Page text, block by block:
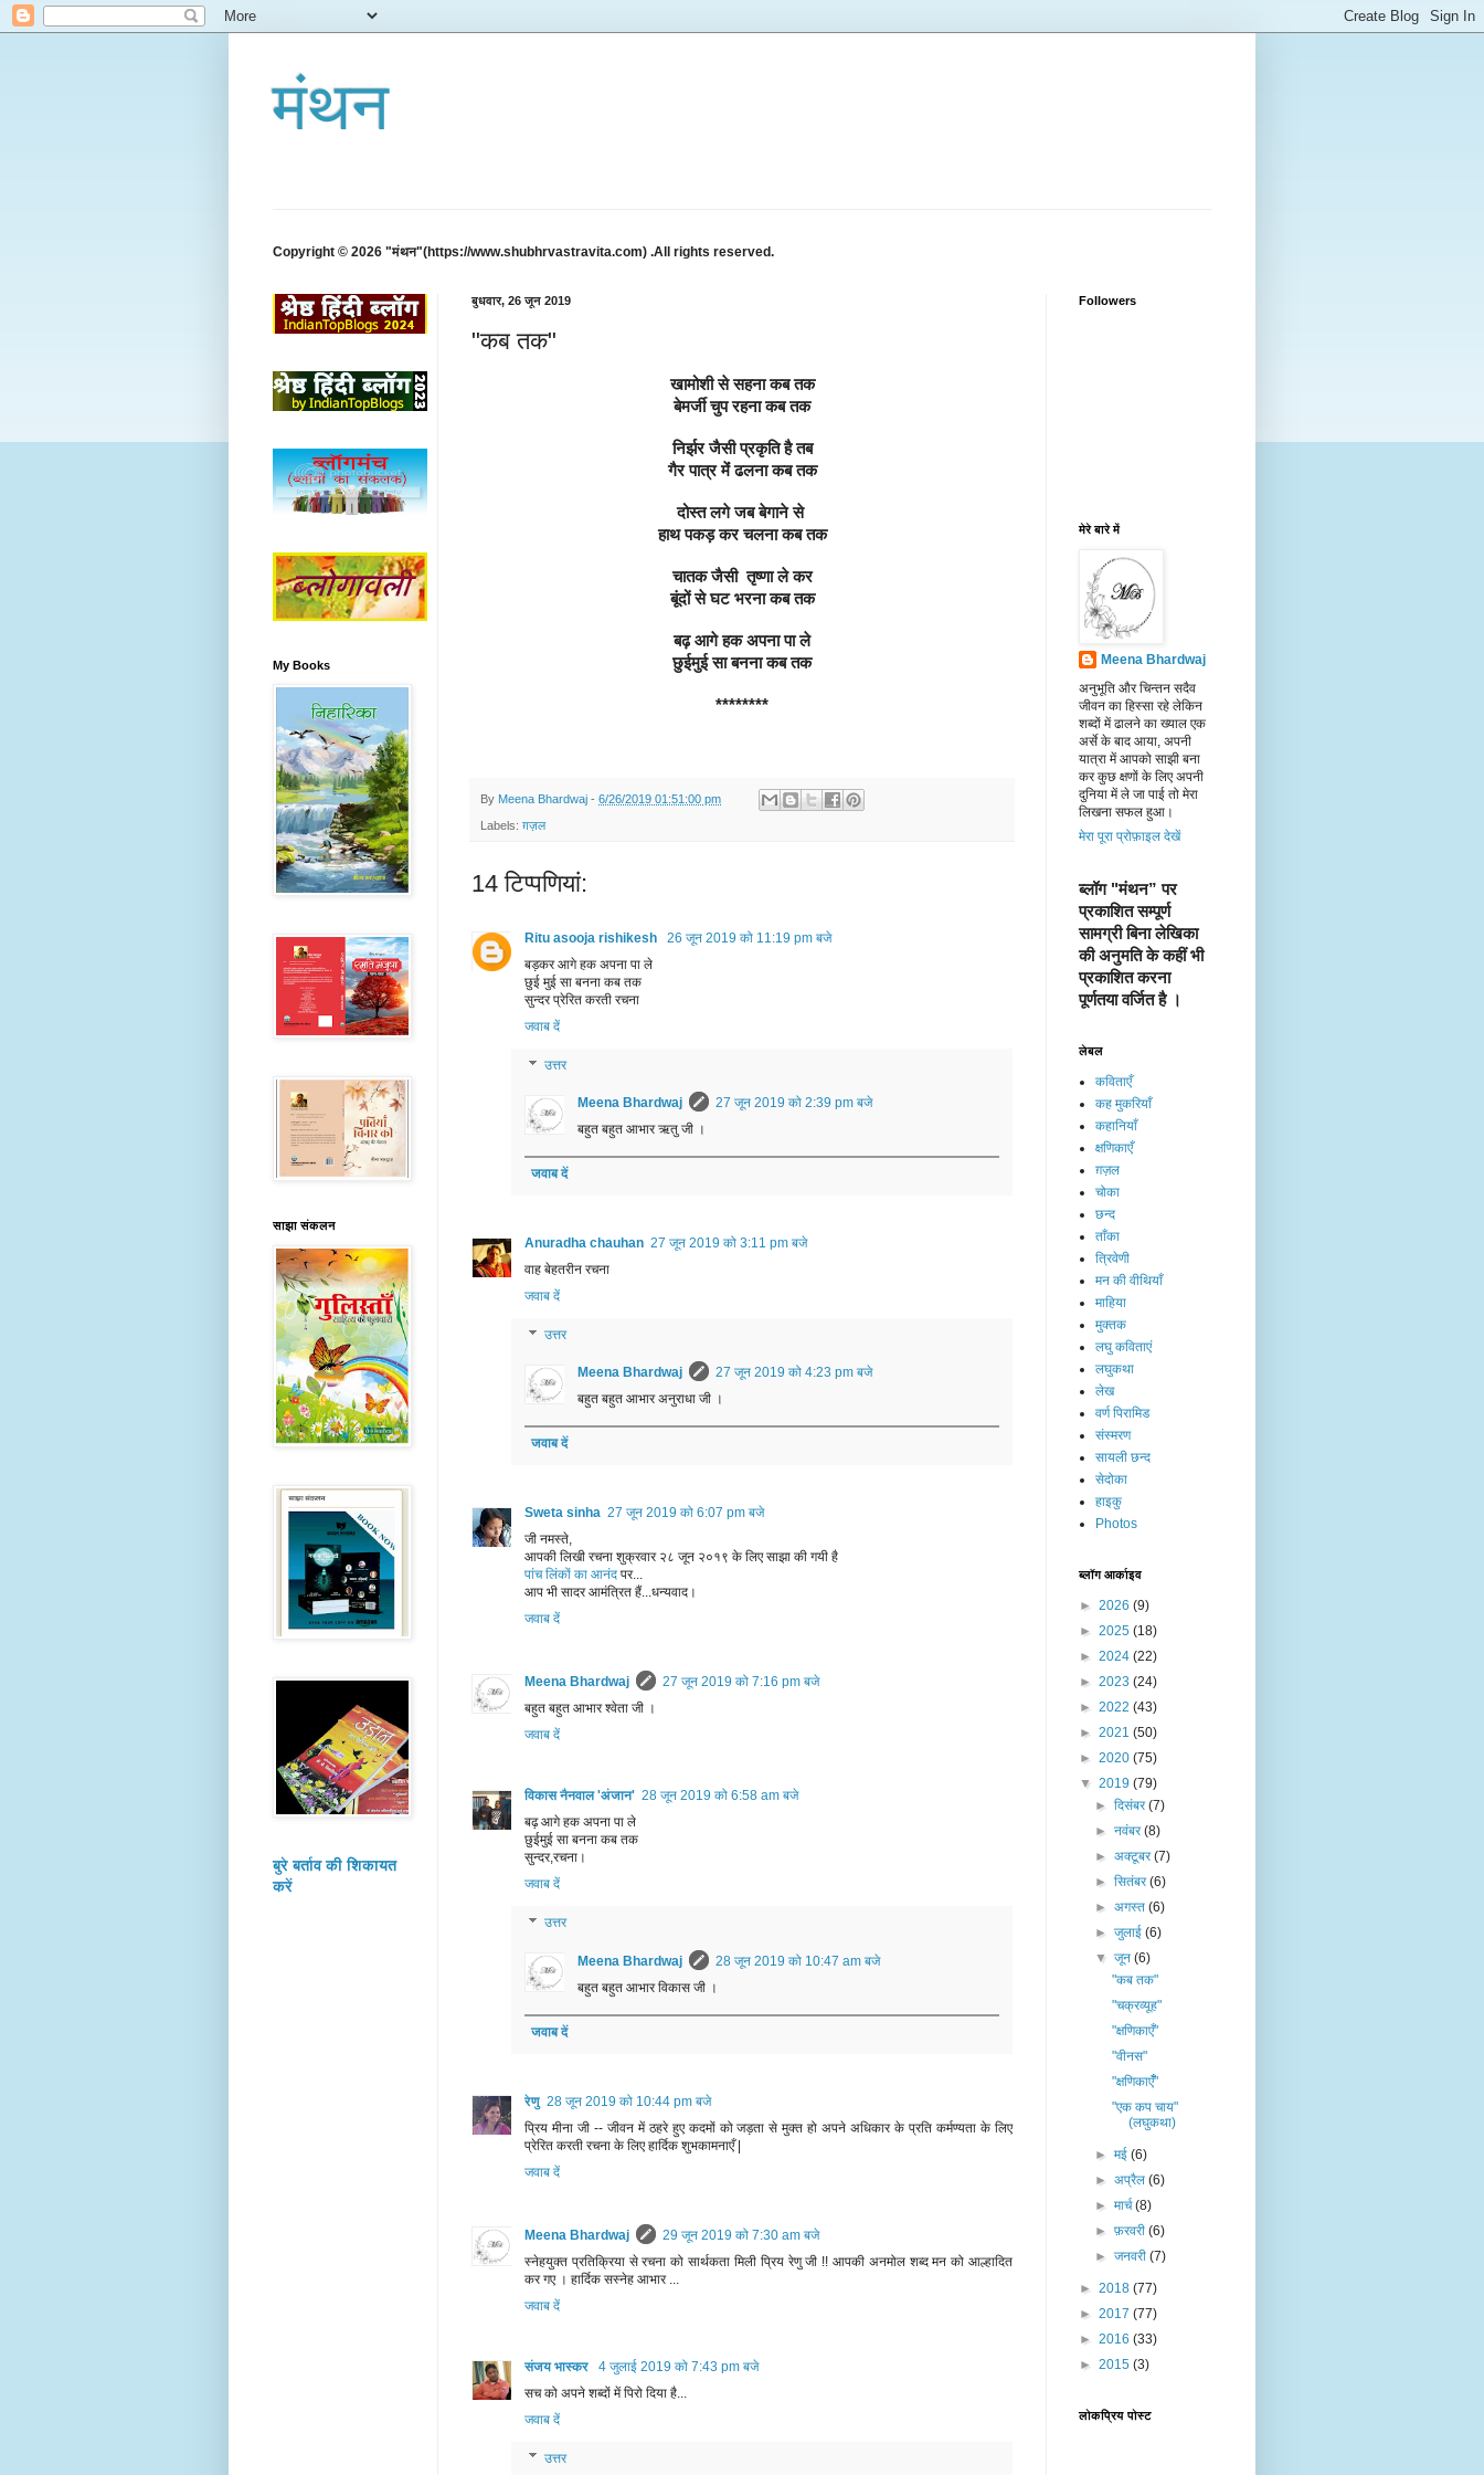
मंथन
Copyright © 2026 "मंथन"(https://www.shubhrvastravita.com) .All rights reserved.
बुधवार, 26 जून 2019
"कब तक"
खामोशी से सहना कब तक
बेमर्जी चुप रहना कब तक
निर्झर जैसी प्रकृति है तब
गैर पात्र मेंं ढलना कब तक
दोस्त लगे जब बेगाने से
हाथ पकड़ कर चलना कब तक
चातक जैसी  तृष्णा ले कर
बूंदों से घट भरना कब तक
बढ़ आगे हक अपना पा ले
छुईमुई सा बनना कब तक
********
By Meena Bhardwaj - 6/26/2019 01:51:00 pm
Labels: ग़ज़ल
14 टिप्‍पणियां:
Ritu asooja rishikesh
26 जून 2019 को 11:19 pm बजे
बड़कर आगे हक अपना पा ले
छुई मुई सा बनना कब तक
सुन्दर प्रेरित करती रचना
जवाब दें
उत्तर
Meena Bhardwaj
27 जून 2019 को 2:39 pm बजे
बहुत बहुत आभार ऋतु जी ।
जवाब दें
Anuradha chauhan 27 जून 2019 को 3:11 pm बजे
वाह बेहतरीन रचना
जवाब दें
उत्तर
Meena Bhardwaj
27 जून 2019 को 4:23 pm बजे
बहुत बहुत आभार अनुराधा जी ।
जवाब दें
Sweta sinha 27 जून 2019 को 6:07 pm बजे
जी नमस्ते,
आपकी लिखी रचना शुक्रवार २८ जून २०१९ के लिए साझा की गयी है
पांच लिंकों का आनंद पर...
आप भी सादर आमंत्रित हैं...धन्यवाद।
जवाब दें
Meena Bhardwaj
27 जून 2019 को 7:16 pm बजे
बहुत बहुत आभार श्वेता जी ।
जवाब दें
विकास नैनवाल 'अंजान' 28 जून 2019 को 6:58 am बजे
बढ़ आगे हक अपना पा ले
छुईमुई सा बनना कब तक
सुन्दर,रचना।
जवाब दें
उत्तर
Meena Bhardwaj
28 जून 2019 को 10:47 am बजे
बहुत बहुत आभार विकास जी ।
जवाब दें
रेणु 28 जून 2019 को 10:44 pm बजे
प्रिय मीना जी -- जीवन में ठहरे हुए कदमों को जड़ता से मुक्त हो अपने अधिकार के प्रति कर्मण्यता के लिए
प्रेरित करती रचना के लिए हार्दिक शुभकामनाएँ |
जवाब दें
Meena Bhardwaj
29 जून 2019 को 7:30 am बजे
स्नेहयुक्त प्रतिक्रिया से रचना को सार्थकता मिली प्रिय रेणु जी !! आपकी अनमोल शब्द मन को आल्हादित
कर गए । हार्दिक सस्नेह आभार ...
जवाब दें
संजय भास्‍कर
4 जुलाई 2019 को 7:43 pm बजे
सच को अपने शब्दों में पिरो दिया है...
जवाब दें
उत्तर
My Books
साझा संकलन
बुरे बर्ताव की शिकायत
करें
Followers
मेरे बारे में
Meena Bhardwaj
अनुभूति और चिन्तन सदैव
जीवन का हिस्सा रहे लेकिन
शब्दों में ढालने का ख्याल एक
अर्से के बाद आया, अपनी
यात्रा में आपको साझी बना
कर कुछ क्षणों के लिए अपनी
दुनिया में ले जा पाई तो मेरा
लिखना सफल हुआ।
मेरा पूरा प्रोफ़ाइल देखें
ब्लॉग "मंथन” पर
प्रकाशित सम्पूर्ण
सामग्री बिना लेखिका
की अनुमति के कहीं भी
प्रकाशित करना
पूर्णतया वर्जित है ।
लेबल
कविताएँ
कह मुकरियाँ
कहानियाँ
क्षणिकाएँ
ग़ज़ल
चोका
छन्द
ताँका
त्रिवेणी
मन की वीथियाँ
माहिया
मुक्तक
लघु कविताएं
लघुकथा
लेख​
वर्ण पिरामिड
संस्मरण
सायली छन्द
सेदोका
हाइकु
Photos
ब्लॉग आर्काइव
► 2026 (9)
► 2025 (18)
► 2024 (22)
► 2023 (24)
► 2022 (43)
► 2021 (50)
► 2020 (75)
▼ 2019 (79)
►दिसंबर(7)
►नवंबर(8)
►अक्टूबर(7)
►सितंबर(6)
►अगस्त(6)
►जुलाई(6)
▼जून(6)
"कब तक"
"चक्रव्यूह"
"क्षणिकाएँ"
"वीनस"
"क्षणिकाएँँ"
"एक कप चाय"
(लघुकथा)
►मई(6)
►अप्रैल(6)
►मार्च(8)
►फ़रवरी(6)
►जनवरी(7)
► 2018 (77)
► 2017 (77)
► 2016 (33)
► 2015 (3)
लोकप्रिय पोस्ट